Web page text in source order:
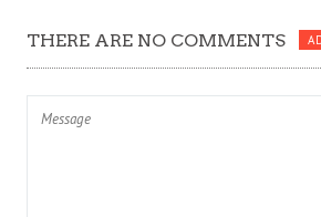
THERE ARE NO COMMENTS